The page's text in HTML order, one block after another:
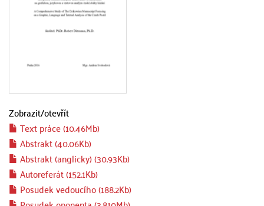
Zobrazit/otevřít
Text práce (10.46Mb)
Abstrakt (40.06Kb)
Abstrakt (anglicky) (30.93Kb)
Autoreferát (152.1Kb)
Posudek vedoucího (188.2Kb)